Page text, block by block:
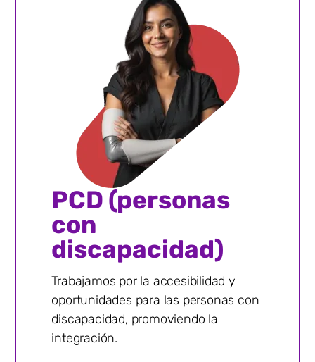
PCD (personas
con
discapacidad)
Trabajamos por la accesibilidad y
oportunidades para las personas con
discapacidad, promoviendo la
integración.